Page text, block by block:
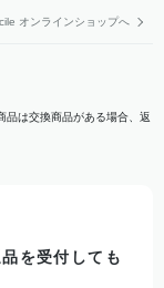
オンラインショップへ
品は交換商品がある場合、返
を受付しても